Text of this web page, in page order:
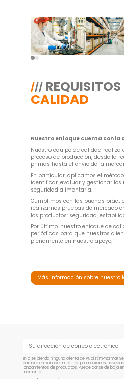
/// REQUISITOS
CALIDAD
Nuestro enfoque cuenta con la
Nuestro equipo de calidad realiza
proceso de producción, desde la
primas hasta el envío de la
En particular, aplicamos el
identificar, evaluar y gestionar los
seguridad alimentaria.
Cumplimos con las buenas
realizamos pruebas de mercado
los productos: seguridad,
Por último, nuestro enfoque de
periódicas para que nuestros
plenamente en nuestro apoyo.
Más información sobre nuestro
¡No se pierda ninguna oferta de AudistimPharma!
primero en conocer nuestras promociones,
lanzamientos de productos. Puede darse de baja
momento.